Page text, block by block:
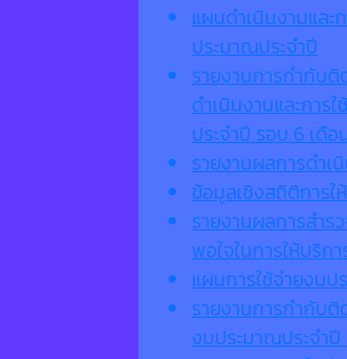
แผนดำเนินงานและ
ประมาณประจำปี
รายงานการกำกับติ
ดำเนินงานและการ
ประจำปี รอบ 6 เดือ
รายงานผลการดำเ
ข้อมูลเชิงสถิติการใ
รายงานผลการสำร
พอใจในการให้บริกา
แผนการใช้จ่ายงบป
รายงานการกำกับติ
งบประมาณประจำปี